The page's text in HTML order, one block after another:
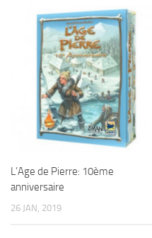
L’Age de Pierre: 10ème
anniversaire
26 JAN, 2019